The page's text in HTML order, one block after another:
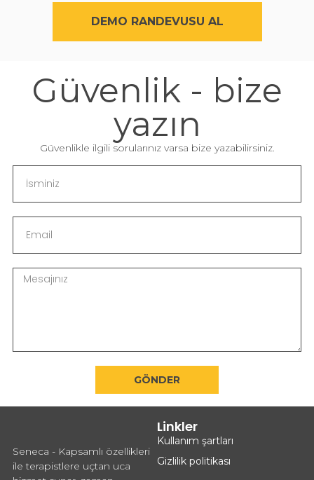
DEMO RANDEVUSU AL
Güvenlik - bize
yazın
Güvenlikle ilgili sorularınız varsa bize yazabilirsiniz.
GÖNDER
Seneca - Kapsamlı özellikleri
ile terapistlere uçtan uca
Linkler
Kullanım şartları
Gizlilik politikası